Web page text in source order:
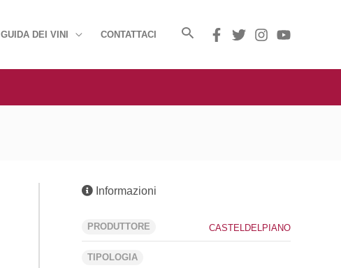
GUIDA DEI VINI CONTATTACI
Informazioni
PRODUTTORE CASTELDELPIANO
TIPOLOGIA